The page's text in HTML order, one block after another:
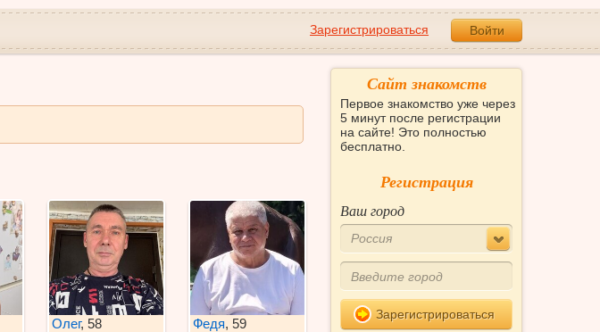
Зарегистрироваться Войти
Олег, 58 Федя, 59
Сайт знакомств
Первое знакомство уже через
5 минут после регистрации
на сайте! Это полностью
бесплатно.
Регистрация
Ваш город
Россия
Зарегистрироваться